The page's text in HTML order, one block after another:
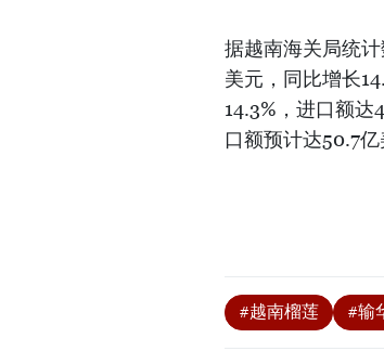
据越南海关局统
美元，同比增长
14.3%，进口额达
口额预计达50.7亿
#越南榴莲 #输